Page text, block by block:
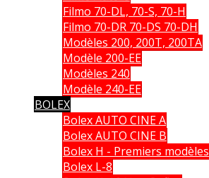
Filmo 70-DL, 70-S, 70-H
Filmo 70-DR 70-DS 70-DH
Modèles 200, 200T, 200TA
Modèle 200-EE
Modèles 240
Modèle 240-EE
BOLEX
Bolex AUTO CINE A
Bolex AUTO CINE B
Bolex H - Premiers modèles
Bolex L-8